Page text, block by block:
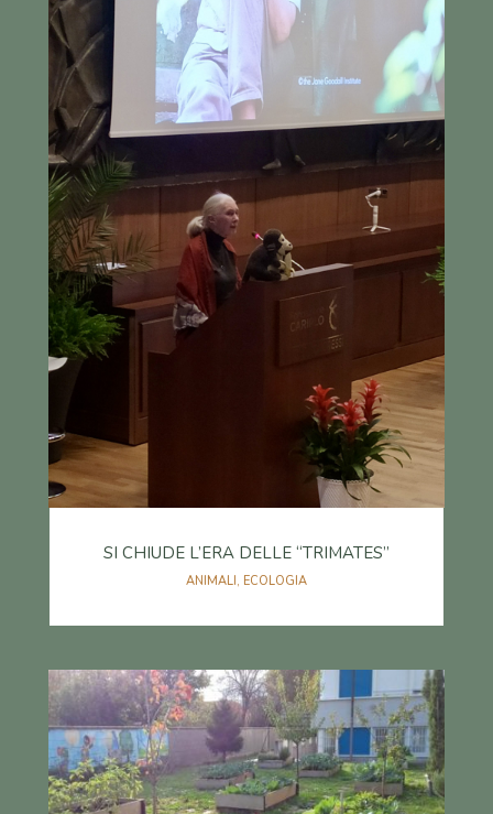
SI CHIUDE L’ERA DELLE “TRIMATES”
ANIMALI, ECOLOGIA